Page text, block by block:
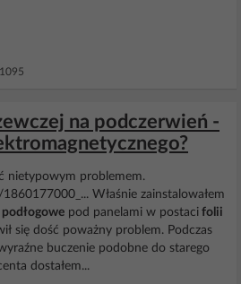
na podczerwień -
nietypowym problemem.
Właśnie zainstalowałem
podłogowe pod panelami w postaci folii
się dość poważny problem. Podczas
buczenie podobne do starego
dostałem...